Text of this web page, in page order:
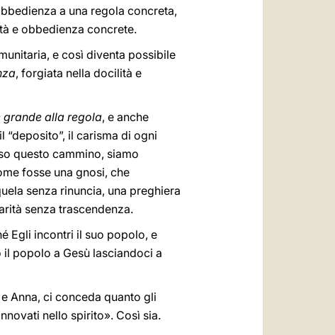
a una regola concreta,
e obbedienza concrete.
e così diventa possibile
, forgiata nella docilità e
grande alla regola, e anche
il carisma di ogni
questo cammino, siamo
fosse una gnosi, che
senza rinuncia, una preghiera
senza trascendenza.
Egli incontri il suo popolo, e
popolo a Gesù lasciandoci a
Anna, ci conceda quanto gli
nello spirito». Così sia.